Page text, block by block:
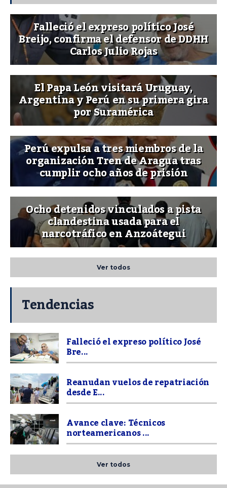
Falleció el expreso político José
Breijo, confirma el defensor de DDHH
Carlos Julio Rojas
El Papa León visitará Uruguay,
Argentina y Perú en su primera gira
por Suramérica
Perú expulsa a tres miembros de la
organización Tren de Aragua tras
cumplir ocho años de prisión
Ocho detenidos vinculados a pista
clandestina usada para el
narcotráfico en Anzoátegui
Ver todos
Tendencias
Falleció el expreso político José
Bre...
Reanudan vuelos de repatriación
desde E...
Avance clave: Técnicos
norteamericanos ...
Ver todos